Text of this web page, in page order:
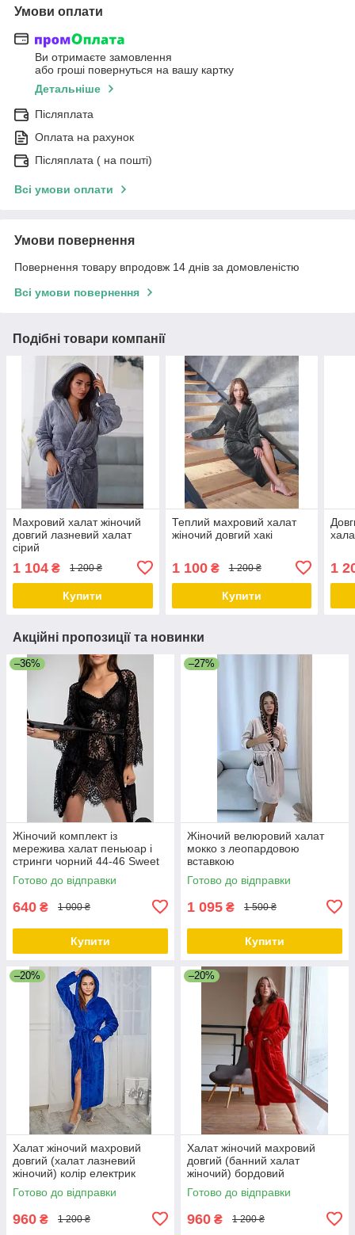
Умови оплати
Ви отримаєте замовлення
або гроші повернуться на вашу картку
Детальніше
Післяплата
Оплата на рахунок
Післяплата ( на пошті)
Всі умови оплати
Умови повернення
Повернення товару впродовж 14 днів за домовленістю
Всі умови повернення
Подібні товари компанії
Махровий халат жіночий
довгий лазневий халат
сірий
1 104 ₴ 1 200 ₴
Купити
Теплий махровий халат
жіночий довгий хакі
1 100₴ 1 200 ₴
Купити
1
Акційні пропозиції та новинки
–36%
Жіночий комплект із
мережива халат пеньюар і
стринги чорний 44-46 Sweet
гіпюр
Готово до відправки
640 ₴ 1 000 ₴
Купити
–27%
Жіночий велюровий халат
мокко з леопардовою
вставкою
Готово до відправки
1 095 ₴ 1 500 ₴
Купити
–20%
Халат жіночий махровий
довгий (халат лазневий
жіночий) колір електрик
Готово до відправки
960 ₴ 1 200 ₴
–20%
Халат жіночий махровий
довгий (банний халат
жіночий) бордовий
Готово до відправки
960 ₴ 1 200 ₴